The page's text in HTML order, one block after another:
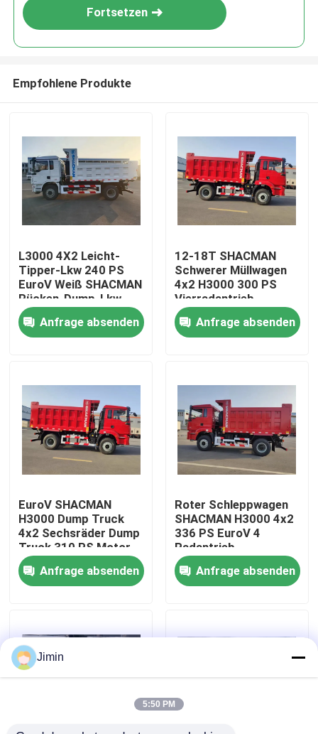
Zu Hause
Über uns
Werksbesichtigung
Qualitätskontrolle
Kontakt mit uns
Bitte um ein Angebot
Schwerer Kipplaster
Fortsetzen
Empfohlene Produkte
L3000 4X2 Leicht-
Tipper-Lkw 240 PS
EuroV Weiß SHACMAN
Rücken-Dump-Lkw
Anfrage absenden
12-18T SHACMAN
Schwerer Müllwagen
4x2 H3000 300 PS
Vierradantrieb
Müllwagen
Anfrage absenden
EuroV SHACMAN
H3000 Dump Truck
4x2 Sechsräder Dump
Truck 310 PS Motor
WEICHAI
Anfrage absenden
Roter Schleppwagen
SHACMAN H3000 4x2
336 PS EuroV 4
Radantrieb
Schleppwagen
Anfrage absenden
Jimin
5:50 PM